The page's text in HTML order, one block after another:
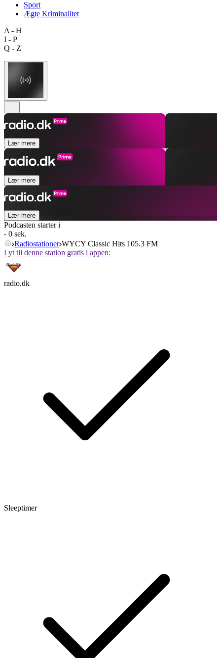
Sport
Ægte Kriminalitet
A - H
I - P
Q - Z
Lær mere
Lær mere
Lær mere
Podcasten starter i
- 0 sek.
Radiostationer WYCY Classic Hits 105.3 FM
Lyt til denne station gratis i appen:
radio.dk
Sleeptimer